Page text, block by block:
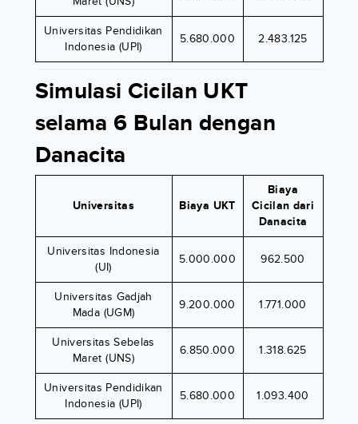
Universitas Pendidikan
Indonesia (UPI)
5.680.000 2.483.125
Simulasi Cicilan UKT
selama 6 Bulan dengan
Danacita
Universitas Biaya UKT
Biaya
Cicilan dari
Danacita
Universitas Indonesia
(UI)
5.000.000 962.500
Universitas Gadjah
Mada (UGM)
9.200.000 1.771.000
Universitas Sebelas
Maret (UNS)
6.850.000 1.318.625
Universitas Pendidikan
Indonesia (UPI)
5.680.000 1.093.400